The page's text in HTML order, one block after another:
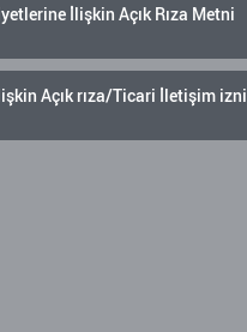
İlişkin Açık Rıza Metni
Açık rıza/Ticari İletişim izni